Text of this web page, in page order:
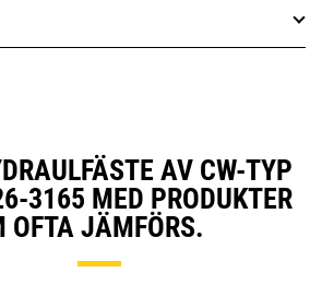
AV CW-TYP
3165 MED PRODUKTER
OFTA JÄMFÖRS.